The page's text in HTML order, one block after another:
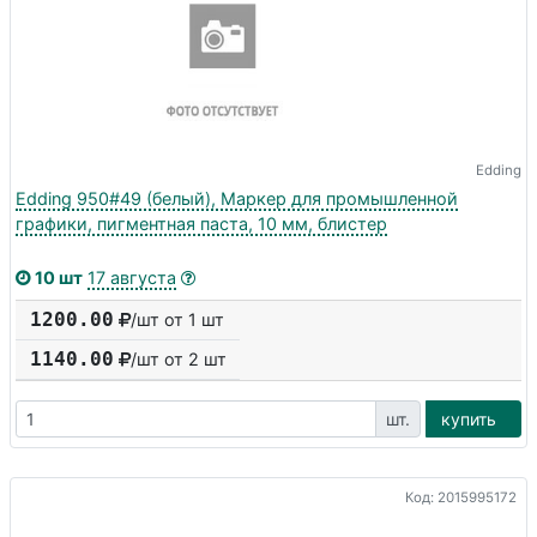
Edding
Edding 950#49 (белый), Маркер для промышленной
графики, пигментная паста, 10 мм, блистер
10 шт 17 августа
1200.00 /шт от 1 шт
1140.00 /шт от 2 шт
шт. купить
Код: 2015995172